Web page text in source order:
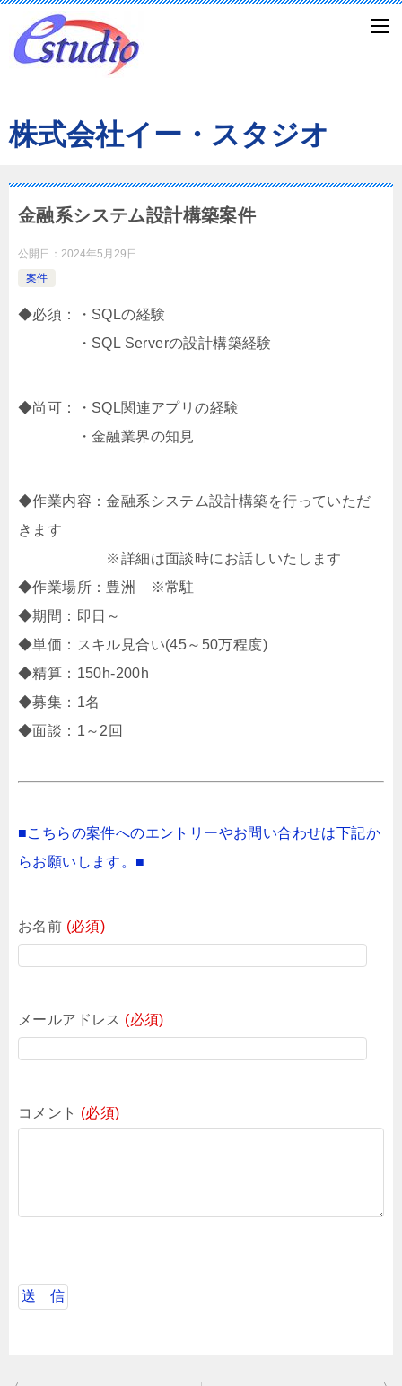
株式会社イー・スタジオ
金融系システム設計構築案件
公開日： 2024年5月29日
案件
◆必須：・SQLの経験
・SQL Serverの設計構築経験
◆尚可：・SQL関連アプリの経験
・金融業界の知見
◆作業内容：金融系システム設計構築を行っていただ
きます
※詳細は面談時にお話しいたします
◆作業場所：豊洲 ※常駐
◆期間：即日～
◆単価：スキル見合い(45～50万程度)
◆精算：150h-200h
◆募集：1名
◆面談：1～2回
■こちらの案件へのエントリーやお問い合わせは下記か
らお願いします。■
お名前 (必須)
メールアドレス (必須)
コメント (必須)